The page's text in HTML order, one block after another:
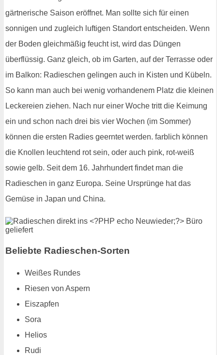
gärtnerische Saison eröffnet. Man sollte sich für einen
sonnigen und zugleich luftigen Standort entscheiden. Wenn
der Boden gleichmäßig feucht ist, wird das Düngen
überflüssig. Ganz gleich, ob im Garten, auf der Terrasse oder
im Balkon: Radieschen gelingen auch in Kisten und Kübeln.
So kann man auch bei wenig vorhandenem Platz die kleinen
Leckereien ziehen. Nach nur einer Woche tritt die Keimung
ein und schon nach drei bis vier Wochen (im Sommer)
können die ersten Radies geerntet werden. farblich können
die Knollen leuchtend rot sein, oder auch pink, rot-weiß
sowie gelb. Seit dem 16. Jahrhundert findet man die
Radieschen in ganz Europa. Seine Ursprünge hat das
Gemüse in Japan und China.
Beliebte Radieschen-Sorten
Weißes Rundes
Riesen von Aspern
Eiszapfen
Sora
Helios
Rudi